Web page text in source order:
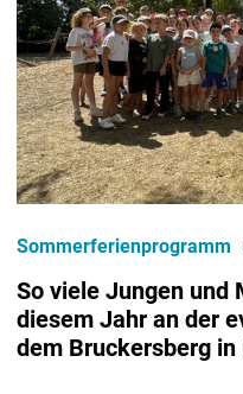
So viele Jungen und
diesem Jahr an der
dem Bruckersberg in
Sommerferienprogramm